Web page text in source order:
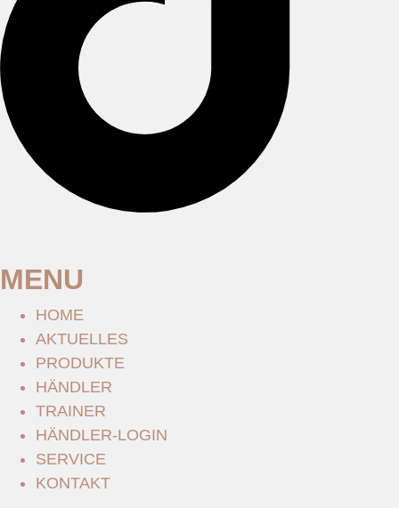
MENU
HOME
AKTUELLES
PRODUKTE
HÄNDLER
TRAINER
HÄNDLER-LOGIN
SERVICE
KONTAKT